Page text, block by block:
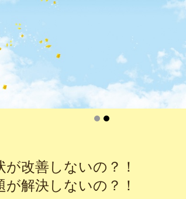
が改善しないの？！
が解決しないの？！